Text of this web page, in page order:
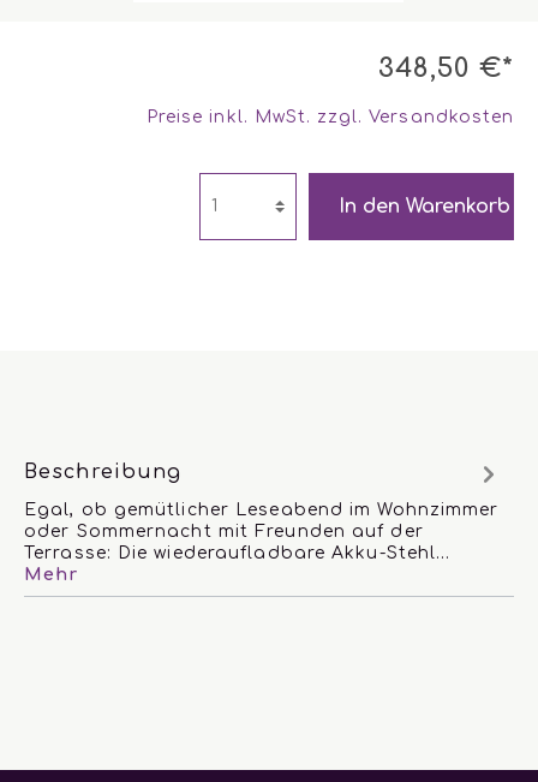
348,50 €*
Preise inkl. MwSt. zzgl. Versandkosten
In den Warenkorb
Beschreibung
Egal, ob gemütlicher Leseabend im Wohnzimmer
oder Sommernacht mit Freunden auf der
Terrasse: Die wiederaufladbare Akku-Stehl…
Mehr